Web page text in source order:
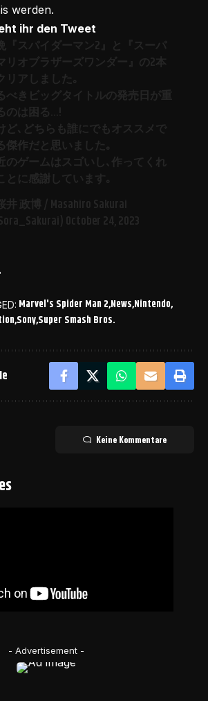
werden.
ihr den Tweet
Marvel's Spider Man 2 News Nintendo
SonySuper Smash Bros.
Keine Kommentare
- Advertisement -